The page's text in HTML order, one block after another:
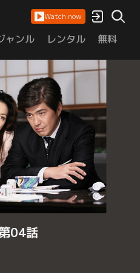
Watch now
ャンル レンタル 無料
04話